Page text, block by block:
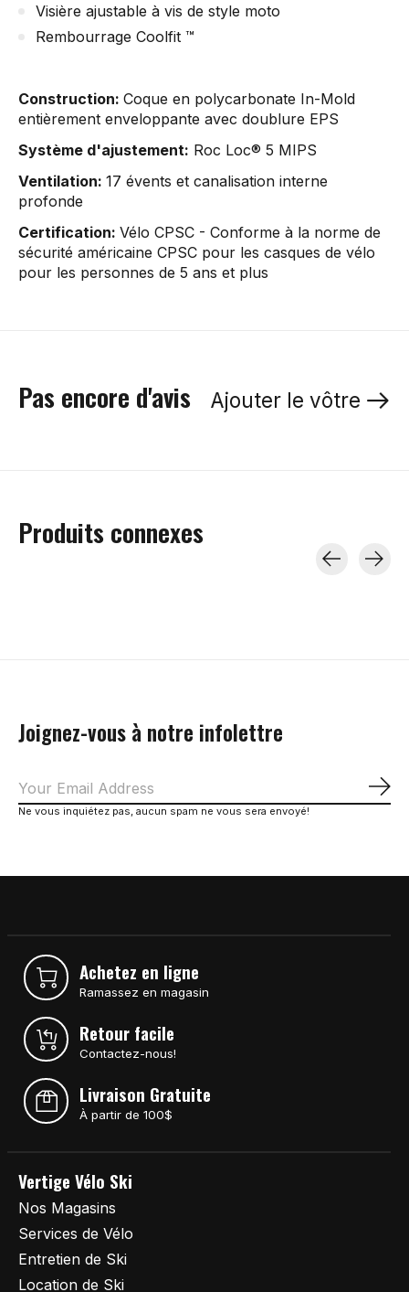
Visière ajustable à vis de style moto
Rembourrage Coolfit ™
Construction: Coque en polycarbonate In-Mold
entièrement enveloppante avec doublure EPS
Système d'ajustement: Roc Loc® 5 MIPS
Ventilation: 17 évents et canalisation interne
profonde
Certification: Vélo CPSC - Conforme à la norme de
sécurité américaine CPSC pour les casques de vélo
pour les personnes de 5 ans et plus
Pas encore d'avis Ajouter le vôtre
Produits connexes
Joignez-vous à notre infolettre
Ne vous inquiétez pas, aucun spam ne vous sera envoyé!
Achetez en ligne
Ramassez en magasin
Retour facile
Contactez-nous!
Livraison Gratuite
À partir de 100$
Vertige Vélo Ski
Nos Magasins
Services de Vélo
Entretien de Ski
Location de Ski